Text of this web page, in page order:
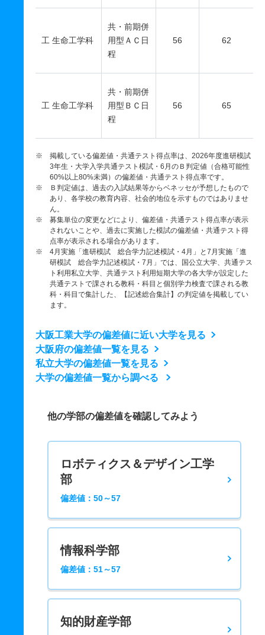
工 生命工学科
共・前期併
用型ＡＣ日
程
56 62
工 生命工学科
共・前期併
用型ＢＣ日
程
56 65
※ 掲載している偏差値・共通テスト得点率は、2026年度進研模試
3年生・大学入学共通テスト模試・6月のＢ判定値（合格可能性
60%以上80%未満）の偏差値・共通テスト得点率です。
※ Ｂ判定値は、過去の入試結果等からベネッセが予想したもので
あり、各学校の教育内容、社会的地位を示すものではありませ
ん。
※ 募集単位の変更などにより、偏差値・共通テスト得点率が表示
されないことや、過去に実施した模試の偏差値・共通テスト得
点率が表示される場合があります。
※ 4月実施「進研模試 総合学力記述模試・4月」と7月実施「進
研模試 総合学力記述模試・7月」では、国公立大学、共通テス
ト利用私立大学、共通テスト利用短期大学の各大学が設定した
共通テストで課される教科・科目と個別学力検査で課される教
科・科目で集計した、【記述総合集計】の判定値を掲載してい
ます。
大阪工業大学の偏差値に近い大学を見る
大阪府の偏差値一覧を見る
私立大学の偏差値一覧を見る
大学の偏差値一覧から調べる
他の学部の偏差値を確認してみよう
ロボティクス＆デザイン工学
部
偏差値：50～57
情報科学部
偏差値：51～57
知的財産学部